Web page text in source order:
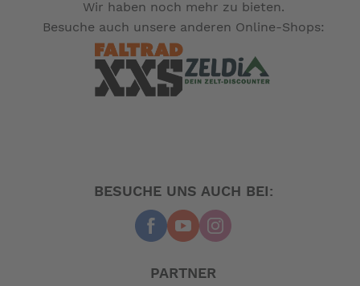
Begleiter auf den man sich verlassen kann.
Das Brompton G Line wird mit einer 8 Gang Shimano
Alfine und Scheibenbremsen ausgerüstet.
Das sagt Brompton:
Wir schaffen urbane Freiheit für ein glücklicheres
fachmännisch überarbeitet, um die Erwartungen erneut
• G Line. Das vielseitigste Fahrrad der Welt.
Wir haben noch mehr zu bieten.
Besuche auch unsere anderen Online-Shops:
BESUCHE UNS AUCH BEI:
PARTNER